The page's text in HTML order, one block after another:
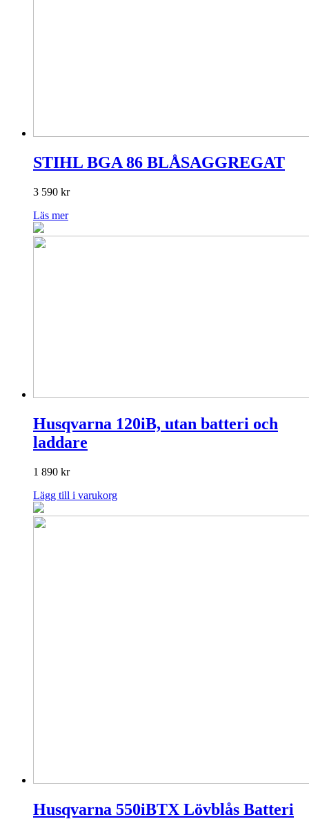
STIHL BGA 86 BLÅSAGGREGAT
3 590 kr
Läs mer
Husqvarna 120iB, utan batteri och
laddare
1 890 kr
Lägg till i varukorg
Husqvarna 550iBTX Lövblås Batteri